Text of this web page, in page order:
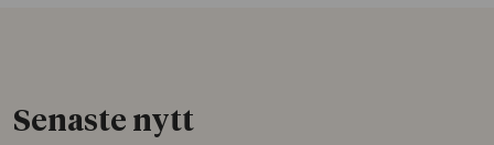
Senaste nytt